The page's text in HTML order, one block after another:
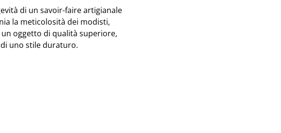
di un savoir-faire artigianale
la meticolosità dei modisti,
oggetto di qualità superiore,
uno stile duraturo.